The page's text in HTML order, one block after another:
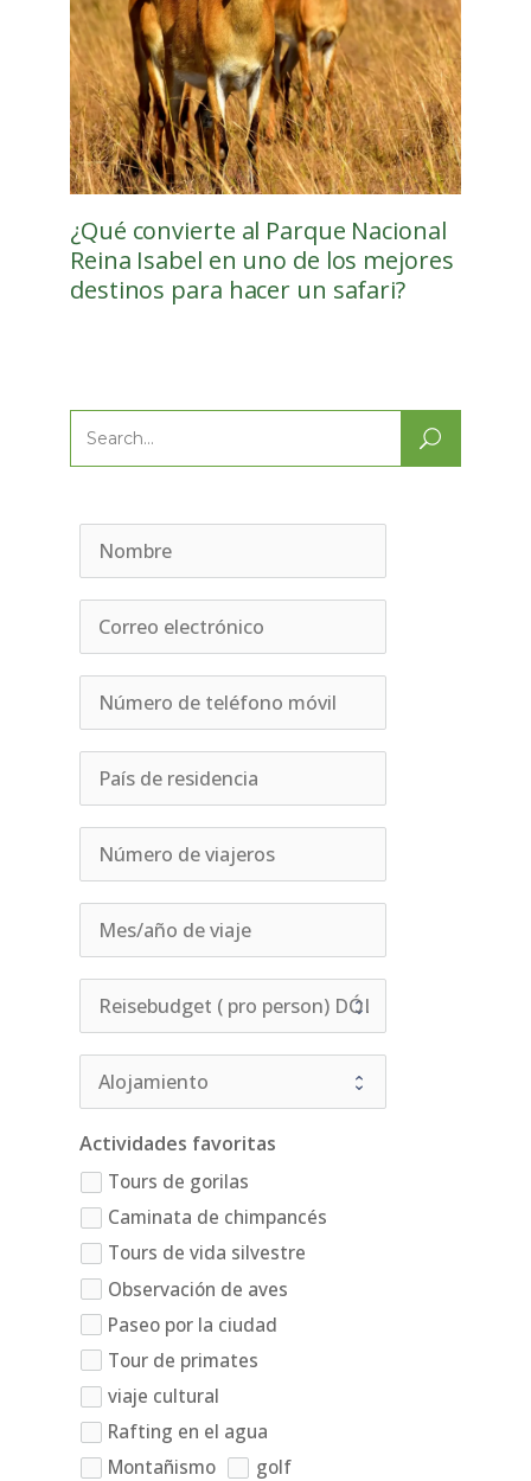
¿Qué convierte al Parque Nacional
Reina Isabel en uno de los mejores
destinos para hacer un safari?
Search
for:
Actividades favoritas
Tours de gorilas
Caminata de chimpancés
Tours de vida silvestre
Observación de aves
Paseo por la ciudad
Tour de primates
viaje cultural
Rafting en el agua
Montañismo
golf